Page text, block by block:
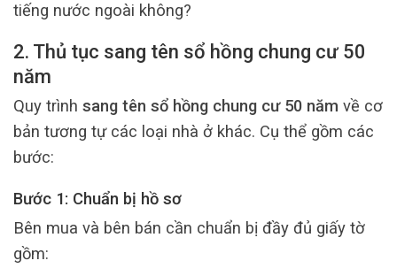
tiếng nước ngoài không?
2. Thủ tục sang tên sổ hồng chung cư 50
năm
Quy trình sang tên sổ hồng chung cư 50 năm về cơ
bản tương tự các loại nhà ở khác. Cụ thể gồm các
bước:
Bước 1: Chuẩn bị hồ sơ
Bên mua và bên bán cần chuẩn bị đầy đủ giấy tờ
gồm: